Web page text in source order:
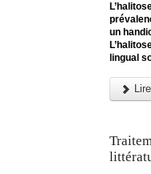
un
lingual